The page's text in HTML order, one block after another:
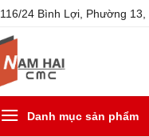
116/24 Bình Lợi, Phường
Danh mục sản phẩm